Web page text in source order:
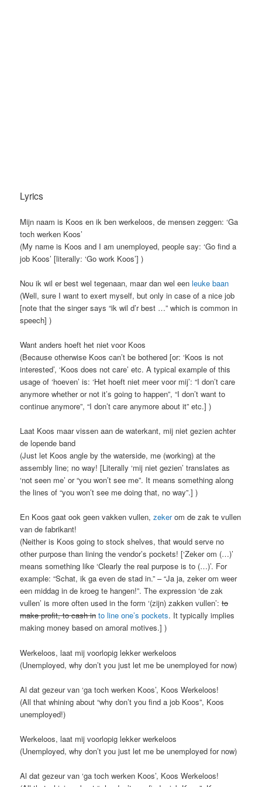
Lyrics
Mijn naam is Koos en ik ben werkeloos, de mensen zeggen: ‘Ga
toch werken Koos’
(My name is Koos and I am unemployed, people say: ‘Go find a
job Koos’ [literally: ‘Go work Koos’] )
Nou ik wil er best wel tegenaan, maar dan wel eenleuke baan
(Well, sure I want to exert myself, but only in case of a nice job
[note that the singer says “ik wil d’r best …” which is common in
speech] )
Want anders hoeft het niet voor Koos
(Because otherwise Koos can’t be bothered [or: ‘Koos is not
interested’, ‘Koos does not care’ etc. A typical example of this
usage of ‘hoeven’ is: ‘Het hoeft niet meer voor mij’: “I don’t care
anymore whether or not it’s going to happen”, “I don’t want to
continue anymore”, “I don’t care anymore about it” etc.] )
Laat Koos maar vissen aan de waterkant, mij niet gezien achter
de lopende band
(Just let Koos angle by the waterside, me (working) at the
assembly line; no way! [Literally ‘mij niet gezien’ translates as
‘not seen me’ or “you won’t see me”. It means something along
the lines of “you won’t see me doing that, no way”.] )
En Koos gaat ook geen vakken vullen,zekerom de zak te vullen
van de fabrikant!
(Neither is Koos going to stock shelves, that would serve no
other purpose than lining the vendor’s pockets! [‘Zeker om (…)’
means something like ‘Clearly the real purpose is to (…)’. For
example: “Schat, ik ga even de stad in.” – “Ja ja, zeker om weer
een middag in de kroeg te hangen!”. The expression ‘de zak
vullen’ is more often used in the form ‘(zijn) zakken vullen’:to
make profit, to cash in to line one’s pockets. It typically implies
making money based on amoral motives.] )
Werkeloos, laat mij voorlopig lekker werkeloos
(Unemployed, why don’t you just let me be unemployed for now)
Al dat gezeur van ‘ga toch werken Koos’, Koos Werkeloos!
(All that whining about “why don’t you find a job Koos”, Koos
unemployed!)
Werkeloos, laat mij voorlopig lekker werkeloos
(Unemployed, why don’t you just let me be unemployed for now)
Al dat gezeur van ‘ga toch werken Koos’, Koos Werkeloos!